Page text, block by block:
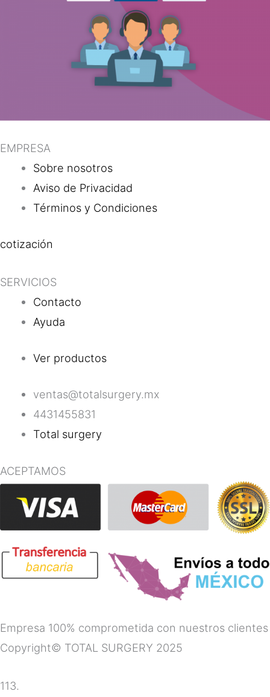
EMPRESA
Sobre nosotros
Aviso de Privacidad
Términos y Condiciones
cotización
SERVICIOS
Contacto
Ayuda
Ver productos
ventas@totalsurgery.mx
4431455831
Total surgery
ACEPTAMOS
Empresa 100% comprometida con nuestros clientes
Copyright© TOTAL SURGERY 2025
113.